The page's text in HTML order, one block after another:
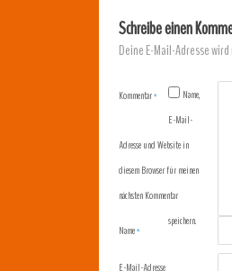
Schreibe einen
Deine E-Mail-Adresse
Kommentar*
Name*
E-Mail-Adresse
Name,
E-Mail-
Adresse und Website in
diesem Browser für meinen
nächsten Kommentar
speichern.